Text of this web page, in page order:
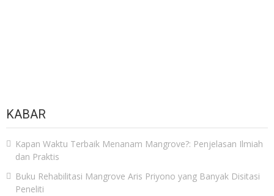
KABAR
Kapan Waktu Terbaik Menanam Mangrove?: Penjelasan Ilmiah
dan Praktis
Buku Rehabilitasi Mangrove Aris Priyono yang Banyak Disitasi
Peneliti